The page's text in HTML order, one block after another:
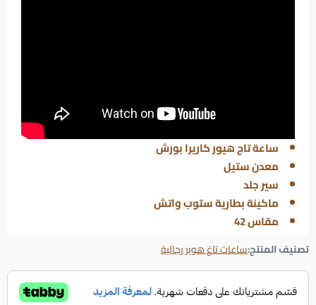
ساعة تاج هيور كاريرا بورش
معدن ستيل
سير جلد
ماكينة بطارية ستوب واتش
مقاس 42
تصنيف المنتج:ساعات تاغ هوير رجالية